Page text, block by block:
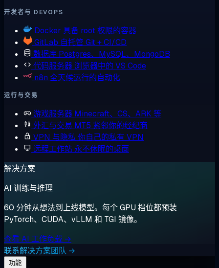
开发者与 DEVOPS
Docker 具备 root 权限的容器
GitLab 自托管 Git + CI/CD
数据库 Postgres、MySQL、MongoDB
代码服务器 浏览器中的 VS Code
n8n 全天候运行的自动化
运行与交易
游戏服务器 Minecraft、CS、ARK 等
外汇与交易 MT5 紧邻你的经纪商
VPN 与隐私 你自己的私有 VPN
远程工作站 永不休眠的桌面
解决方案
AI 训练与推理
60 分钟从想法到上线模型。每个 GPU 档位都预装
PyTorch、CUDA、vLLM 和 TGI 镜像。
查看 AI 工作负载 →
联系解决方案团队 →